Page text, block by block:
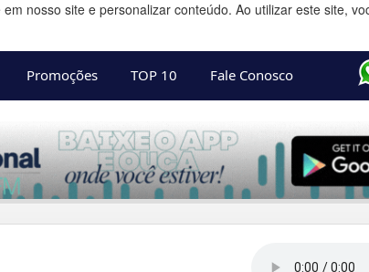
nosso site e personalizar conteúdo. Ao utilizar este site,
Promoções TOP 10 Fale Conosco